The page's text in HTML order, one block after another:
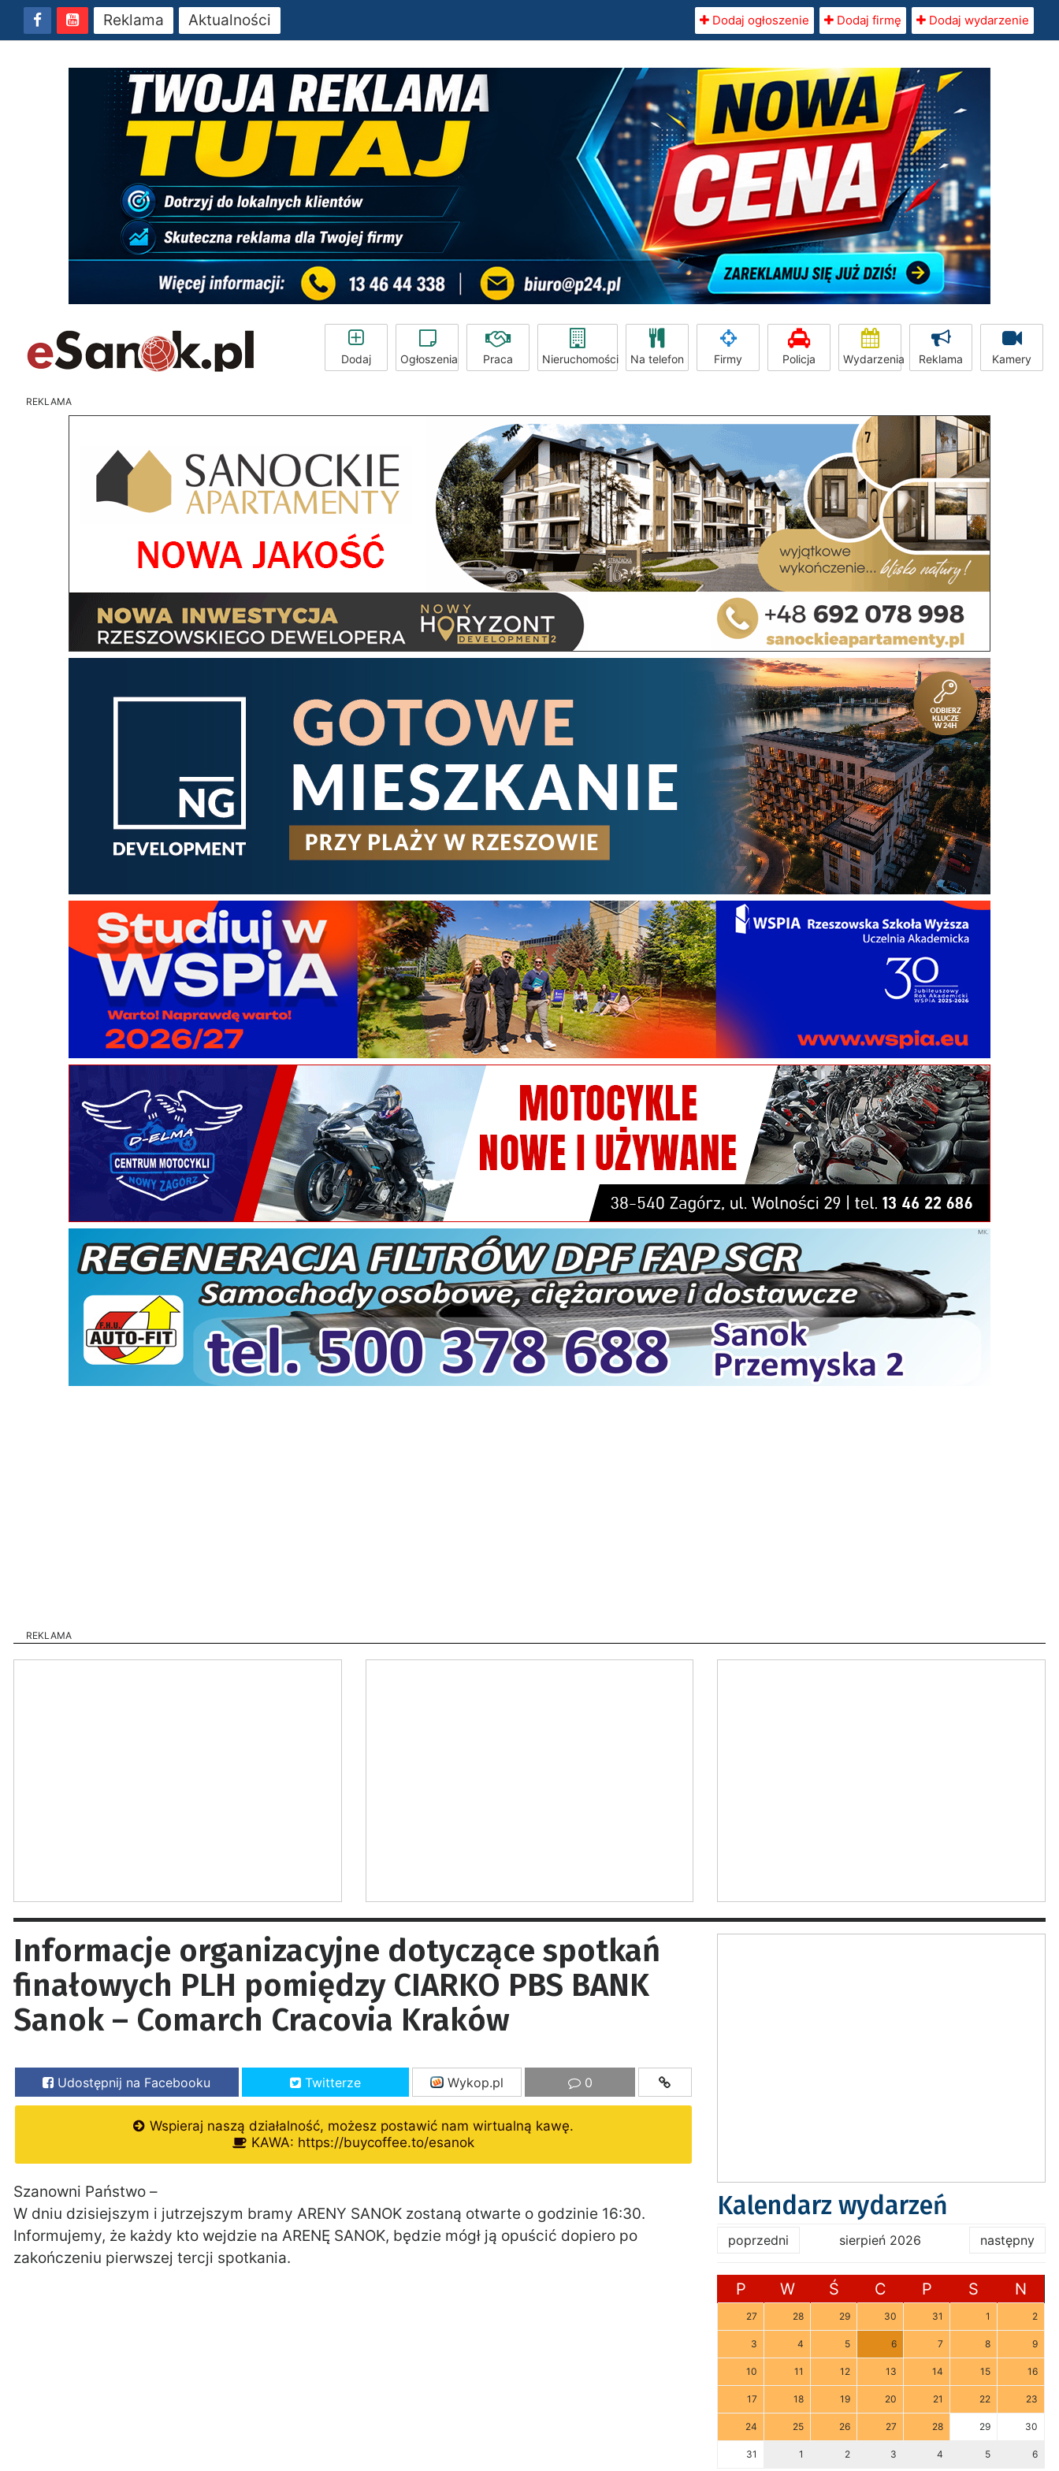
Reklama Aktualności Dodaj ogłoszenie Dodaj firmę Dodaj wydarzenie
Dodaj Ogłoszenia Praca Nieruchomości Na telefon Firmy Policja Wydarzenia Reklama Kamery
REKLAMA
REKLAMA
Informacje organizacyjne dotyczące spotkań
finałowych PLH pomiędzy CIARKO PBS BANK
Sanok – Comarch Cracovia Kraków
Udostępnij na Facebooku Twitterze Wykop.pl 0
Wspieraj naszą działalność, możesz postawić nam wirtualną kawę.
KAWA: https://buycoffee.to/esanok
Szanowni Państwo –
W dniu dzisiejszym i jutrzejszym bramy ARENY SANOK zostaną otwarte o godzinie 16:30.
Informujemy, że każdy kto wejdzie na ARENĘ SANOK, będzie mógł ją opuścić dopiero po
zakończeniu pierwszej tercji spotkania.
Kalendarz wydarzeń
poprzedni sierpień 2026 następny
P W Ś C P S N
27 28 29 30 31 1 2
3 4 5 6 7 8 9
10 11 12 13 14 15 16
17 18 19 20 21 22 23
24 25 26 27 28 29 30
31 1 2 3 4 5 6